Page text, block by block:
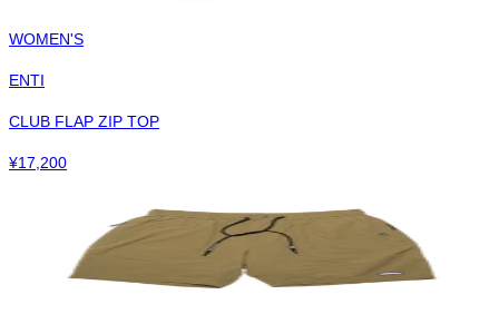
WOMEN'S
ENTI
CLUB FLAP ZIP TOP
¥17,200